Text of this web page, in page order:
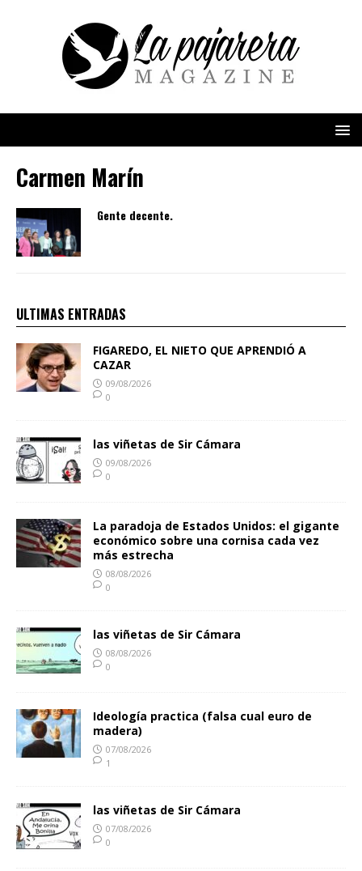
Carmen Marín
Gente decente.
ULTIMAS ENTRADAS
FIGAREDO, EL NIETO QUE APRENDIÓ A
CAZAR
09/08/2026
0
las viñetas de Sir Cámara
09/08/2026
0
La paradoja de Estados Unidos: el gigante
económico sobre una cornisa cada vez
más estrecha
08/08/2026
0
las viñetas de Sir Cámara
08/08/2026
0
Ideología practica (falsa cual euro de
madera)
07/08/2026
1
las viñetas de Sir Cámara
07/08/2026
0